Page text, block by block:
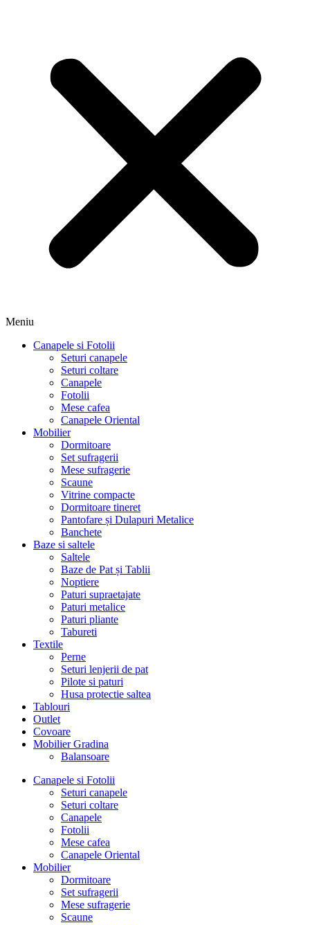
Meniu
Canapele si Fotolii
Seturi canapele
Seturi coltare
Canapele
Fotolii
Mese cafea
Canapele Oriental
Mobilier
Dormitoare
Set sufragerii
Mese sufragerie
Scaune
Vitrine compacte
Dormitoare tineret
Pantofare și Dulapuri Metalice
Banchete
Baze si saltele
Saltele
Baze de Pat și Tablii
Noptiere
Paturi supraetajate
Paturi metalice
Paturi pliante
Tabureti
Textile
Perne
Seturi lenjerii de pat
Pilote si paturi
Husa protectie saltea
Tablouri
Outlet
Covoare
Mobilier Gradina
Balansoare
Canapele si Fotolii
Seturi canapele
Seturi coltare
Canapele
Fotolii
Mese cafea
Canapele Oriental
Mobilier
Dormitoare
Set sufragerii
Mese sufragerie
Scaune